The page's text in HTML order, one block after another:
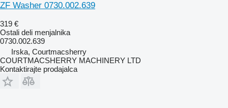
ZF Washer 0730.002.639
319 €
Ostali deli menjalnika
0730.002.639
Irska, Courtmacsherry
COURTMACSHERRY MACHINERY LTD
Kontaktirajte prodajalca